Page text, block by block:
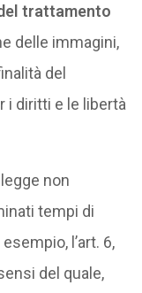
trattamento
delle immagini,
del
i diritti e le libertà
non
tempi di
l’art. 6,
del quale,